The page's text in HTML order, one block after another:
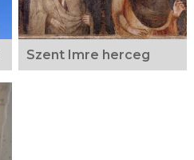
Szent Imre herceg